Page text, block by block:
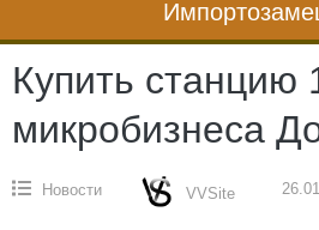
Купить станцию
микробизнеса
Новости VVSite